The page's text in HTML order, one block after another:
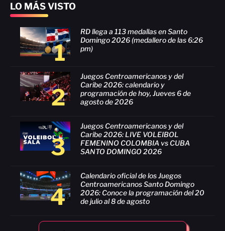
LO MÁS VISTO
1
RD llega a 113 medallas en Santo
Domingo 2026 (medallero de las 6:26
pm)
2
Juegos Centroamericanos y del
Caribe 2026: calendario y
programación de hoy, Jueves 6 de
agosto de 2026
3
Juegos Centroamericanos y del
Caribe 2026: LIVE VOLEIBOL
FEMENINO COLOMBIA vs CUBA
SANTO DOMINGO 2026
4
Calendario oficial de los Juegos
Centroamericanos Santo Domingo
2026: Conoce la programación del 20
de julio al 8 de agosto